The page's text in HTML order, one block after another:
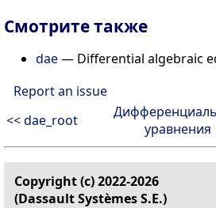
Смотрите также
dae— Differential algebraic
Report an issue
<< dae_root
уравнения
Copyright (c) 2022-2026
(Dassault Systèmes S.E.)